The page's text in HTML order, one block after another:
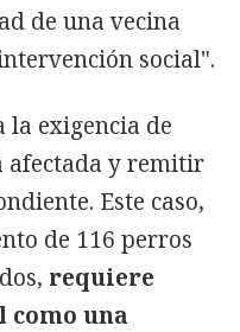
de una vecina
social".
la exigencia de
afectada y remitir
Este caso,
de 116 perros
requiere
una